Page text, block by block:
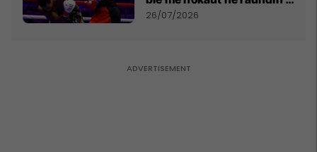
dytë
26/07/2026